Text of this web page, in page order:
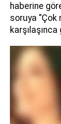
haberine
soruya